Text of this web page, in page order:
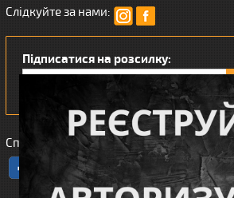
Слідкуйте за нами:
Підписатися на розсилку:
Сподобався наш інтернет магазин?